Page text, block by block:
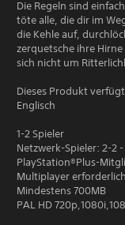
Die Regeln sind
töte alle, die dir im
die Kehle auf,
zerquetsche ihre
sich nicht um
Dieses Produkt
Englisch
1-2 Spieler
Netzwerk-Spieler: 2-2
PlayStation®Plus-
Multiplayer erforderlich
Mindestens 700MB
PAL HD